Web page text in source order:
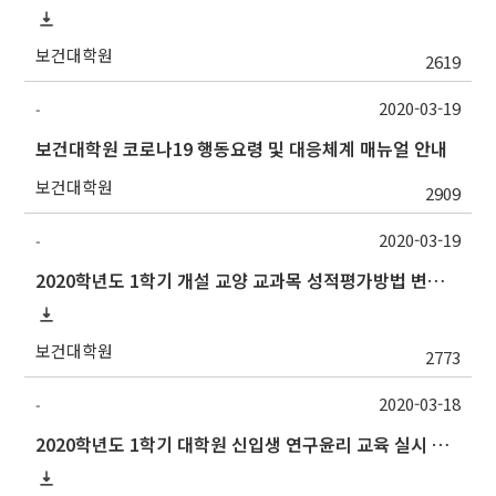
보건대학원 2619
-
보건대학원 코로나19 행동요령 및 대응체계 매뉴얼 안내
보건대학원 2909
2020-03-19
-
2020학년도 1학기 개설 교양 교과목 성적평가방법 변경 안내
보건대학원 2773
2020-03-19
-
2020학년도 1학기 대학원 신입생 연구윤리 교육 실시 안내
2020-03-18